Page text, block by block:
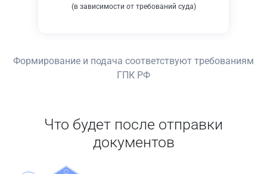
(в зависимости от требований суда)
Формирование и подача соответствуют требованиям
ГПК РФ
Что будет после отправки
документов